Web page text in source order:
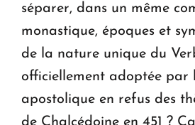
séparer, dans un même
monastique, époques et
de la nature unique du
officiellement adoptée par
apostolique en refus des
de Chalcédoine en 451 ?